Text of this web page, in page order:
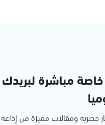
خاصة مباشرة لبريدك
حصرية ومقالات مميزة من